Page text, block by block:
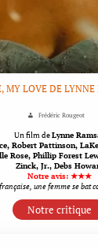
MY LOVE DE LYNNE
Frédéric Rougeot
Un film deLynne
Robert Pattinson,
Rose, Phillip Forest
Zinck, Jr., Debs
Notre avis: ★★★
une femme se bat
Notre critique